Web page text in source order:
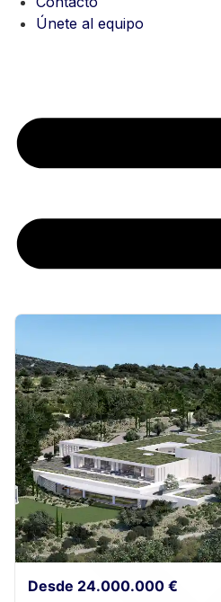
Únete al equipo
PRECIO MÁXIMO
Desde 24.000.000 €